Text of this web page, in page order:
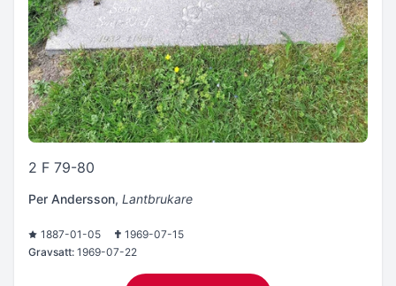
2 F 79-80
Per Andersson, Lantbrukare
1887-01-05
1969-07-15
Gravsatt: 1969-07-22